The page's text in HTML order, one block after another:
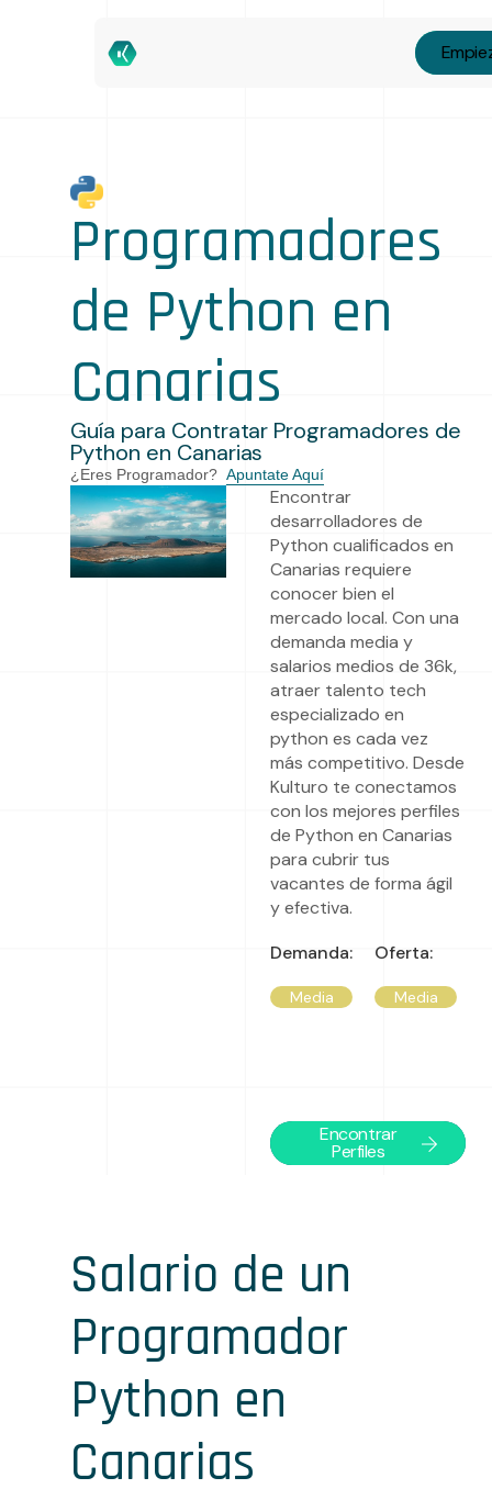
Programadores
de Python en
Canarias
Guía para Contratar Programadores de
Python en Canarias
¿Eres Programador? Apuntate Aquí
Encontrar
desarrolladores de
Python cualificados en
Canarias requiere
conocer bien el
mercado local. Con una
demanda media y
salarios medios de 36k,
atraer talento tech
especializado en
python es cada vez
más competitivo. Desde
Kulturo te conectamos
con los mejores perfiles
de Python en Canarias
para cubrir tus
vacantes de forma ágil
y efectiva.
Demanda:
Oferta:
Media Media
Encontrar
Perfiles
Salario de un
Programador
Python en
Canarias